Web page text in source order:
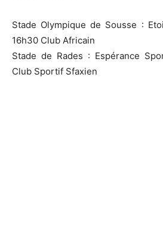
Stade Olympique de Sousse :
16h30 Club Africain
Stade de Rades : Espérance
Club Sportif Sfaxien